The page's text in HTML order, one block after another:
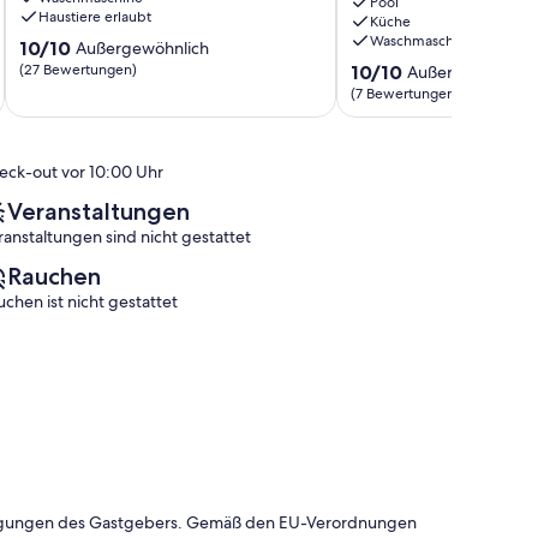
Haustiere erlaubt
10.0
von
10/10 Außergewöhnlich
(27 Bewertungen)
Pool
für
bis
zu
9
Küche
Waschmaschine
10.0
von
10,
10/10
(7 Bewertungen)
out vor 10:00 Uhr
Veranstaltungen
sind nicht gestattet
Rauchen
ist nicht gestattet
des Gastgebers. Gemäß den EU-Verordnungen